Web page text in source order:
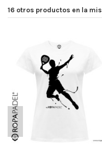
16 otros productos en la